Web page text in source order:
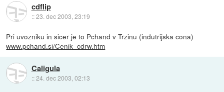
cdflip
::23. dec 2003, 23:19
Pri uvozniku in sicer je to Pchand v Trzinu (indutrijska cona)
www.pchand.si/Cenik_cdrw.htm
Caligula
::24. dec 2003, 02:13